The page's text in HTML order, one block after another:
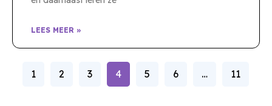
LEES MEER »
1 2 3 4 5 6 … 11